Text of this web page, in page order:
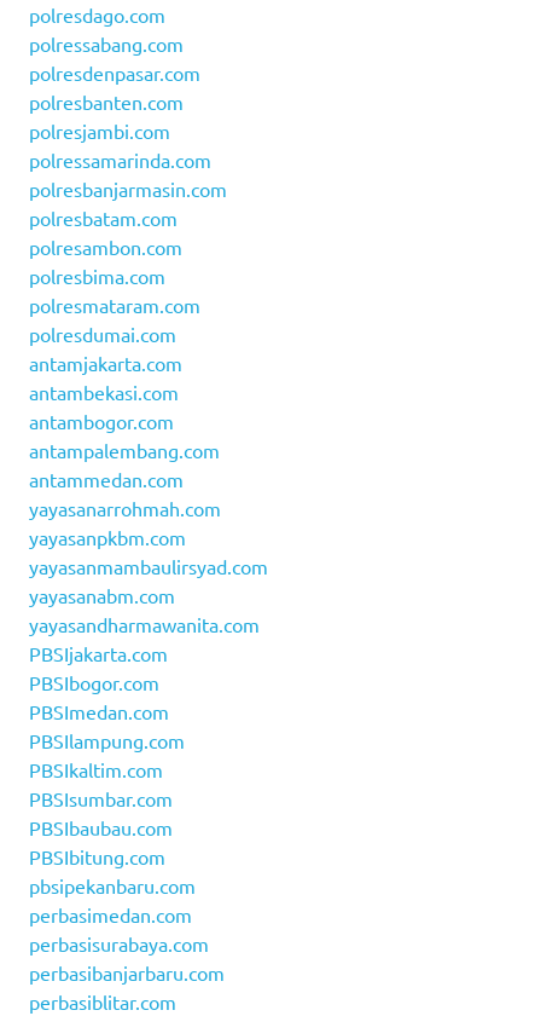
polresdago.com
polressabang.com
polresdenpasar.com
polresbanten.com
polresjambi.com
polressamarinda.com
polresbanjarmasin.com
polresbatam.com
polresambon.com
polresbima.com
polresmataram.com
polresdumai.com
antamjakarta.com
antambekasi.com
antambogor.com
antampalembang.com
antammedan.com
yayasanarrohmah.com
yayasanpkbm.com
yayasanmambaulirsyad.com
yayasanabm.com
yayasandharmawanita.com
PBSIjakarta.com
PBSIbogor.com
PBSImedan.com
PBSIlampung.com
PBSIkaltim.com
PBSIsumbar.com
PBSIbaubau.com
PBSIbitung.com
pbsipekanbaru.com
perbasimedan.com
perbasisurabaya.com
perbasibanjarbaru.com
perbasiblitar.com